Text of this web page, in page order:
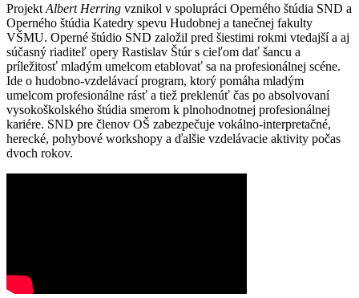
Projekt Albert Herring vznikol v spolupráci Operného štúdia SND a
Operného štúdia Katedry spevu Hudobnej a tanečnej fakulty
VŠMU. Operné štúdio SND založil pred šiestimi rokmi vtedajší a aj
súčasný riaditeľ opery Rastislav Štúr s cieľom dať šancu a
príležitosť mladým umelcom etablovať sa na profesionálnej scéne.
Ide o hudobno-vzdelávací program, ktorý pomáha mladým
umelcom profesionálne rásť a tiež preklenúť čas po absolvovaní
vysokoškolského štúdia smerom k plnohodnotnej profesionálnej
kariére. SND pre členov OŠ zabezpečuje vokálno-interpretačné,
herecké, pohybové workshopy a ďalšie vzdelávacie aktivity počas
dvoch rokov.